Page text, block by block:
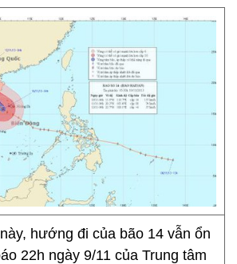
hướng đi của bão 14 vẫn ổn
22h ngày 9/11 của Trung tâm